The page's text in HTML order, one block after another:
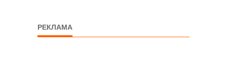
РЕКЛАМА